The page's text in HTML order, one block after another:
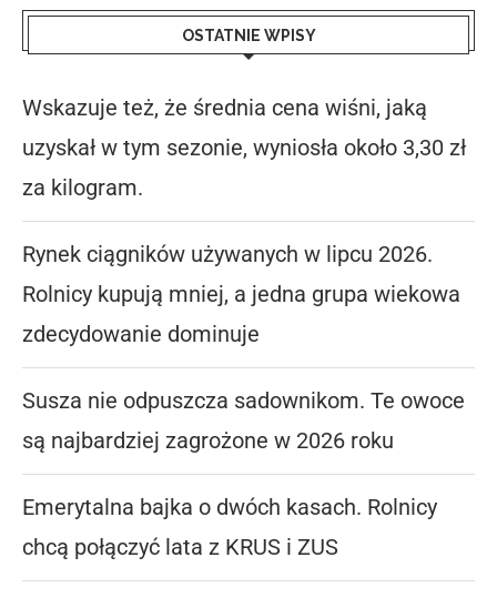
OSTATNIE WPISY
Wskazuje też, że średnia cena wiśni, jaką
uzyskał w tym sezonie, wyniosła około 3,30 zł
za kilogram.
Rynek ciągników używanych w lipcu 2026.
Rolnicy kupują mniej, a jedna grupa wiekowa
zdecydowanie dominuje
Susza nie odpuszcza sadownikom. Te owoce
są najbardziej zagrożone w 2026 roku
Emerytalna bajka o dwóch kasach. Rolnicy
chcą połączyć lata z KRUS i ZUS